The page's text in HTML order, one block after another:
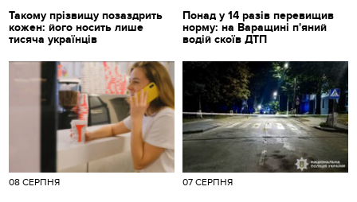
Такому прізвищу позаздрить
кожен: його носить лише
тисяча українців
Понад у 14 разів перевищив
норму: на Варащині п'яний
водій скоїв ДТП
08 СЕРПНЯ 07 СЕРПНЯ